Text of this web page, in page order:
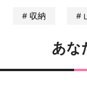
収納
あな